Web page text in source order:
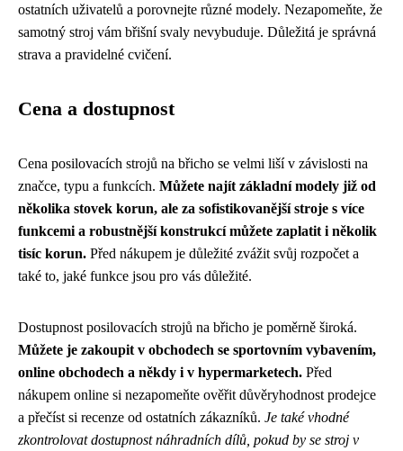
ostatních uživatelů a porovnejte různé modely. Nezapomeňte, že
samotný stroj vám břišní svaly nevybuduje. Důležitá je správná
strava a pravidelné cvičení.
Cena a dostupnost
Cena posilovacích strojů na břicho se velmi liší v závislosti na
značce, typu a funkcích. Můžete najít základní modely již od
několika stovek korun, ale za sofistikovanější stroje s více
funkcemi a robustnější konstrukcí můžete zaplatit i několik
tisíc korun. Před nákupem je důležité zvážit svůj rozpočet a
také to, jaké funkce jsou pro vás důležité.
Dostupnost posilovacích strojů na břicho je poměrně široká.
Můžete je zakoupit v obchodech se sportovním vybavením,
online obchodech a někdy i v hypermarketech. Před
nákupem online si nezapomeňte ověřit důvěryhodnost prodejce
a přečíst si recenze od ostatních zákazníků. Je také vhodné
zkontrolovat dostupnost náhradních dílů, pokud by se stroj v